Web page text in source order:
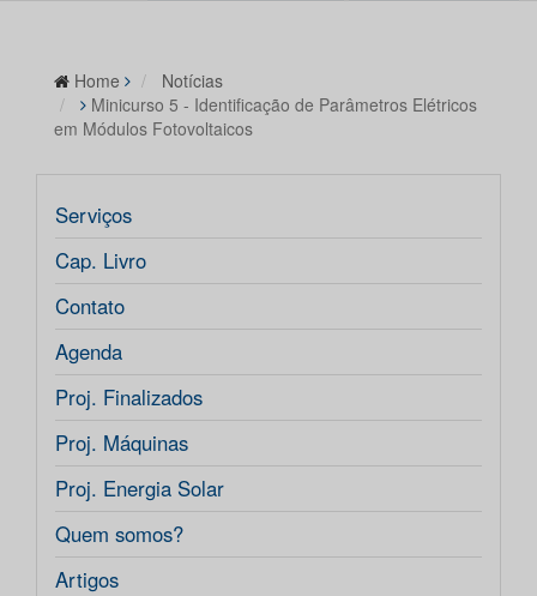
Home
Notícias
Minicurso 5 - Identificação de Parâmetros Elétricos
em Módulos Fotovoltaicos
Serviços
Cap. Livro
Contato
Agenda
Proj. Finalizados
Proj. Máquinas
Proj. Energia Solar
Quem somos?
Artigos